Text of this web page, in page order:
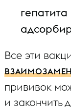
Все эти
прививок
и закончить